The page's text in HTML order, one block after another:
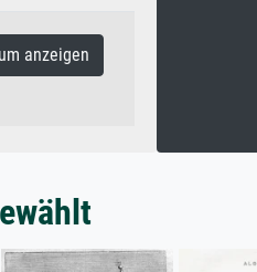
anzeigen